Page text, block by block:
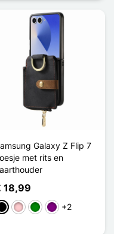
Galaxy Z Flip 7
met rits en
18,99
RozeGroenPurper
+2